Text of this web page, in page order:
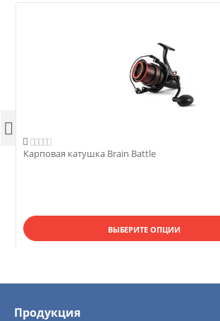

Карповая катушка Brain Battle
ВЫБЕРИТЕ ОПЦИИ

Продукция